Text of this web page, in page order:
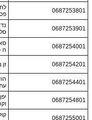
0687253801
0687253901
0687254001
ה - 16 ועד
0687254201 זן
0687254401
0687254801
0687255001